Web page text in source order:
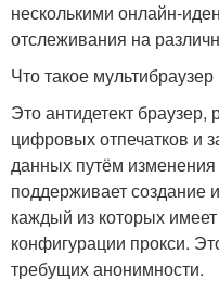
несколькими онлайн-
отслеживания на
Что такое
Это антидетект
цифровых отпечатков и
данных путём
поддерживает создание
каждый из которых
конфигурации прокси.
требущих анонимности.